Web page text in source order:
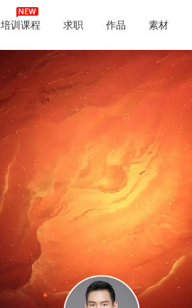
培训课程 求职 作品 素材